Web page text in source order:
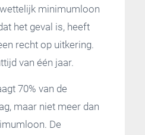
minimumloon
het geval is, heeft
recht op uitkering.
van één jaar.
70% van de
maar niet meer dan
De